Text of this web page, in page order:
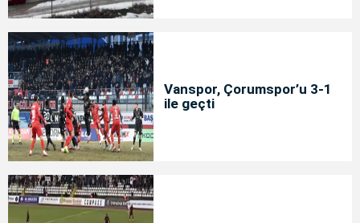
Vanspor, Çorumspor’u 3-1
ile geçti